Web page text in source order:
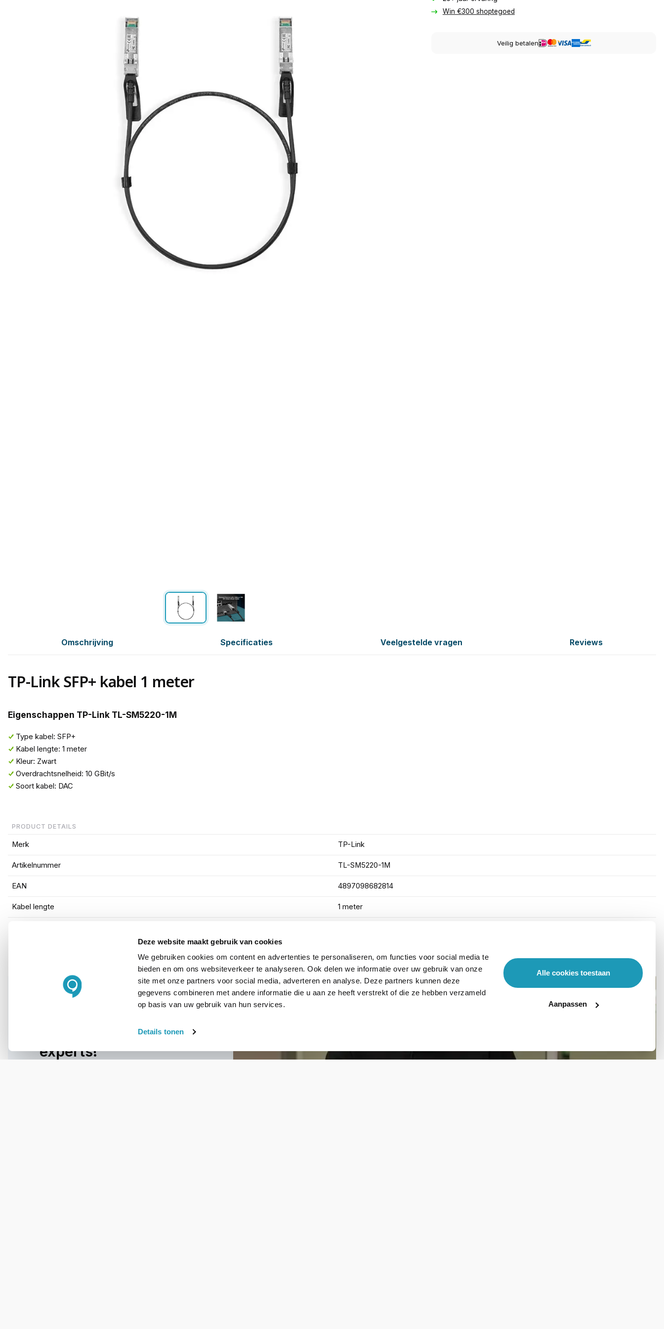
Deze website maakt gebruik van cookies
We gebruiken cookies om content en advertenties te personaliseren, om functies voor social media te
bieden en om ons websiteverkeer te analyseren. Ook delen we informatie over uw gebruik van onze
site met onze partners voor social media, adverteren en analyse. Deze partners kunnen deze
gegevens combineren met andere informatie die u aan ze heeft verstrekt of die ze hebben verzameld
op basis van uw gebruik van hun services.
Details tonen
Alle cookies toestaan
Aanpassen
Win €300 shoptegoed
Veilig betalen
Omschrijving Specificaties Veelgestelde vragen Reviews
TP-Link SFP+ kabel 1 meter
Eigenschappen TP-Link TL-SM5220-1M
Type kabel: SFP+
Kabel lengte: 1 meter
Kleur: Zwart
Overdrachtsnelheid: 10 GBit/s
Soort kabel: DAC
PRODUCT DETAILS
Merk TP-Link
Artikelnummer TL-SM5220-1M
EAN 4897098682814
Kabel lengte 1 meter
Vraag het onze
experts!